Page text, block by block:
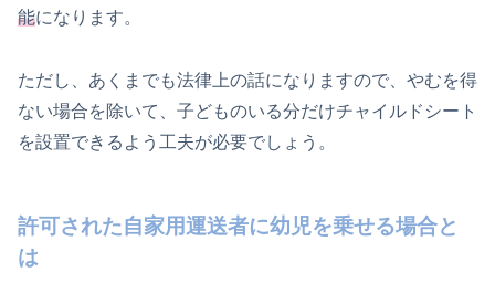
能になります。
ただし、あくまでも法律上の話になりますので、やむを得
ない場合を除いて、子どものいる分だけチャイルドシート
を設置できるよう工夫が必要でしょう。
許可された自家用運送者に幼児を乗せる場合と
は